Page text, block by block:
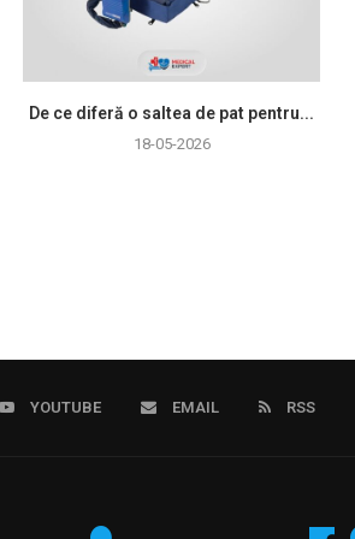
De ce diferă o saltea de pat pentru...
18-05-2026
YOUTUBE EMAIL RSS